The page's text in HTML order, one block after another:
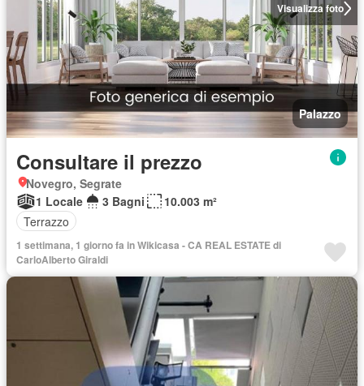
Visualizza foto
Palazzo
Consultare il prezzo
Novegro, Segrate
1 Locale
3 Bagni
10.003 m²
Terrazzo
1 settimana, 1 giorno fa in Wikicasa - CA REAL ESTATE di
CarloAlberto Giraldi